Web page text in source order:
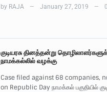
by RAJA — January 27, 2019 —
குடியரசு தினத்தன்று
நாமக்கல்லில் வழக்கு
Case filed against 68 companies,
on Republic Day நாமக்கல் பகுதியில்